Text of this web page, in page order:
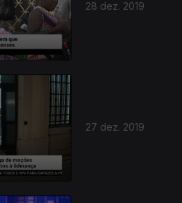
28 dez. 2019
27 dez. 2019